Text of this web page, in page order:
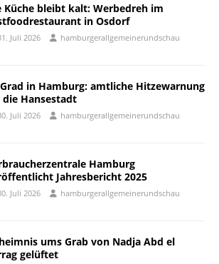
Küche bleibt kalt: Werbedreh im
in Osdorf
Juli 2026 hamburgerallgemeinerundschau
in Hamburg: amtliche Hitzewarnung
Hansestadt
Juli 2026 hamburgerallgemeinerundschau
Hamburg
Jahresbericht 2025
Juli 2026 hamburgerallgemeinerundschau
ums Grab von Nadja Abd el
gelüftet